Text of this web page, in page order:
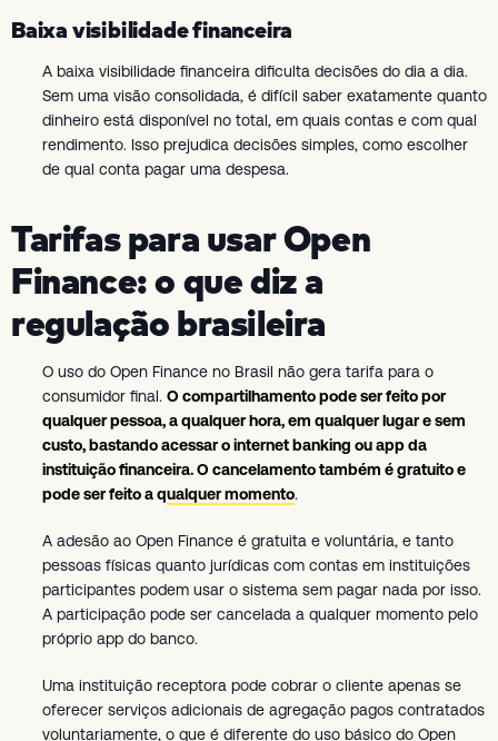
Baixa visibilidade financeira
A baixa visibilidade financeira dificulta decisões do dia a dia.
Sem uma visão consolidada, é difícil saber exatamente quanto
dinheiro está disponível no total, em quais contas e com qual
rendimento. Isso prejudica decisões simples, como escolher
de qual conta pagar uma despesa.
Tarifas para usar Open
Finance: o que diz a
regulação brasileira
O uso do Open Finance no Brasil não gera tarifa para o
consumidor final. O compartilhamento pode ser feito por
qualquer pessoa, a qualquer hora, em qualquer lugar e sem
custo, bastando acessar o internet banking ou app da
instituição financeira. O cancelamento também é gratuito e
pode ser feito a qualquer momento.
A adesão ao Open Finance é gratuita e voluntária, e tanto
pessoas físicas quanto jurídicas com contas em instituições
participantes podem usar o sistema sem pagar nada por isso.
A participação pode ser cancelada a qualquer momento pelo
próprio app do banco.
Uma instituição receptora pode cobrar o cliente apenas se
oferecer serviços adicionais de agregação pagos contratados
voluntariamente, o que é diferente do uso básico do Open